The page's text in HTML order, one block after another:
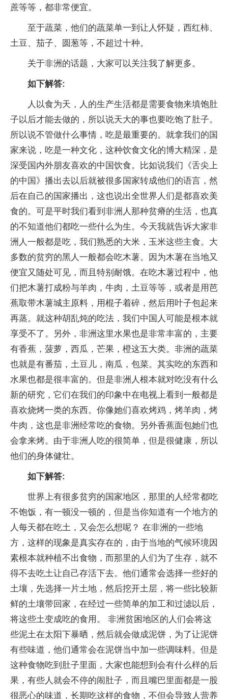
蔗等等，都非常便宜。
至于蔬菜，他们的蔬菜单一到让人怀疑，西红柿、
土豆、茄子、圆葱等，不超过十种。
关于非洲的话题，大家可以关注我了解更多。
如下解答:
人以食为天，人的生产生活都是需要食物来填饱肚
子以后才能去做的，所以说天大的事也要吃饱了肚子。
所以说不管做什么事情，吃是最重要的。就拿我们的国
家来说，吃是一种文化，这种饮食文化的博大精深，是
深受国内外朋友喜欢的中国饮食。比如说我们《舌尖上
的中国》播出去以后就被很多国家转成他们的语言，然
后在自己的国家播出，这也说出全世界人们是都喜欢美
食的。可是平时我们看到非洲人那种贫瘠的生活，也真
的不知道他们都吃一些什么为生。今天我就告诉大家非
洲人一般都是吃，我们熟悉的大米，玉米这些主食。大
多数的贫穷的黑人一般都会吃木薯。因为木薯在当地又
便宜又随处可见，而且特别耐饿。在吃木薯过程中，他
们把木薯打成粉与羊肉，牛肉，土豆等等，或者是用芭
蕉取带木薯城主原料，用棍子着碎，然后用叶子包起来
再蒸。就这种胡乱炖的吃法，我们中国人可能是根本就
享受不了。另外，非洲这里水果也是非常丰富的，主要
有香蕉，菠萝，西瓜，芒果，橙这五大类。非洲的蔬菜
也就是有番茄，土豆儿，南瓜，包菜。其实吃的东西和
水果也都是很丰富的。但是非洲人根本就对吃没有什么
新的研究，它们在我们的印象中在电视上看到一般都是
喜欢烧烤一类的东西。你像她们喜欢烤鸡，烤羊肉，烤
牛肉，这也是非洲经常吃的食物。另外香蕉面包她们也
会拿来烤。由于非洲人吃的很简单，但是很健康，所以
他们的身体健壮。
如下解答:
世界上有很多贫穷的国家地区，那里的人经常都吃
不饱饭，有一顿没一顿的，但是当你知道有一个地方的
人每天都在吃土，又会怎么想呢？ 在非洲的一些地
方，这样的现象是真实存在的，由于当地的气候环境因
素根本就种植不出食物，而那里的人们为了生存，就不
得不去吃土让自己存活下去。他们通常会选择一些好的
土壤，先选择一片土地，然后挖开土层，将一些比较新
鲜的土壤带回家，在经过一些简单的加工和过滤以后，
将这些土变成吃的食用。 非洲贫困地区的人们会将这
些泥土在太阳下暴晒，然后就会做成泥饼，为了让泥饼
有些味道，他们通常会在泥饼当中加一些调味料。但是
这种食物吃到肚子里面，大家也能想到会有什么样的后
果，有些人就会不停的闹肚子，而且嘴巴里面都是一股
很恶心的味道，长期吃这样的食物，不但会导致人营养